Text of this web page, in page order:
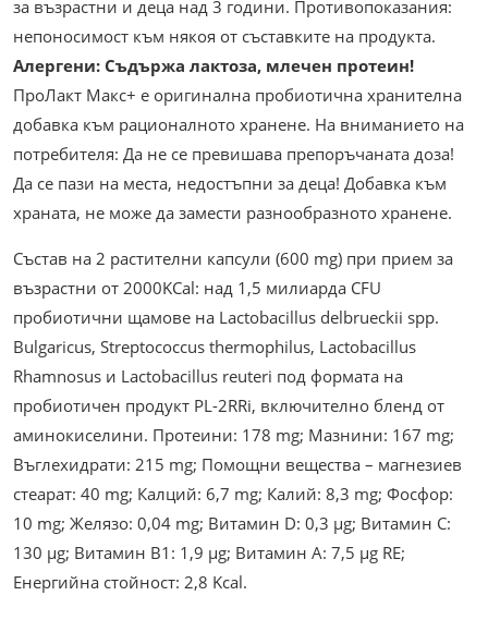
за възрастни и деца над 3 години. Противопоказания:
непоносимост към някоя от съставките на продукта.
Алергени: Съдържа лактоза, млечен протеин!
ПроЛакт Макс+ е оригинална пробиотична хранителна
добавка към рационалното хранене. На вниманието на
потребителя: Да не се превишава препоръчаната доза!
Да се пази на места, недостъпни за деца! Добавка към
храната, не може да замести разнообразното хранене.
Състав на 2 растителни капсули (600 mg) при прием за
възрастни от 2000KCal: над 1,5 милиарда CFU
пробиотични щамове на Lactobacillus delbrueckii spp.
Bulgaricus, Streptococcus thermophilus, Lactobacillus
Rhamnosus и Lactobacillus reuteri под формата на
пробиотичен продукт PL-2RRi, включително бленд от
аминокиселини. Протеини: 178 mg; Мазнини: 167 mg;
Въглехидрати: 215 mg; Помощни вещества – магнезиев
стеарат: 40 mg; Калций: 6,7 mg; Калий: 8,3 mg; Фосфор:
10 mg; Желязо: 0,04 mg; Витамин D: 0,3 µg; Витамин C:
130 µg; Витамин В1: 1,9 µg; Витамин А: 7,5 µg RE;
Енергийна стойност: 2,8 Kcal.